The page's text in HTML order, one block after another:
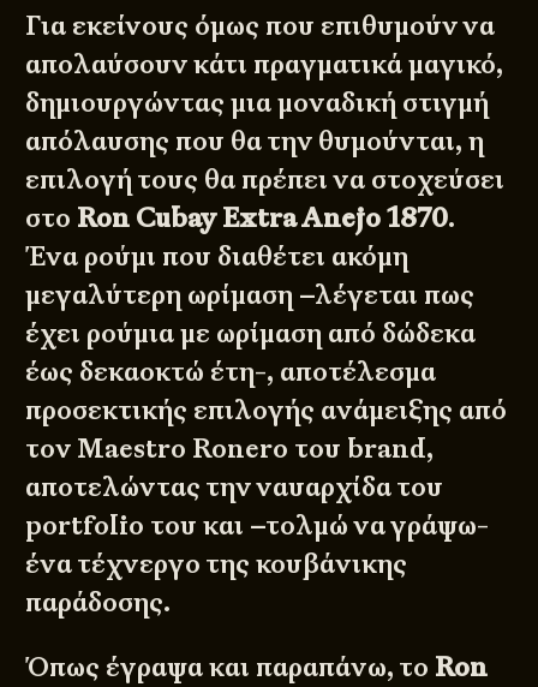
Για εκείνους όμως που επιθυμούν να
απολαύσουν κάτι πραγματικά μαγικό,
δημιουργώντας μια μοναδική στιγμή
απόλαυσης που θα την θυμούνται, η
επιλογή τους θα πρέπει να στοχεύσει
στο Ron Cubay Extra Anejo 1870.
Ένα ρούμι που διαθέτει ακόμη
μεγαλύτερη ωρίμαση –λέγεται πως
έχει ρούμια με ωρίμαση από δώδεκα
έως δεκαοκτώ έτη-, αποτέλεσμα
προσεκτικής επιλογής ανάμειξης από
τον Maestro Ronero του brand,
αποτελώντας την ναυαρχίδα του
portfolio του και –τολμώ να γράψω-
ένα τέχνεργο της κουβάνικης
παράδοσης.
Όπως έγραψα και παραπάνω, το Ron